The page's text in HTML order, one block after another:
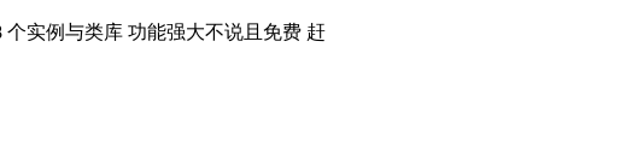
个实例与类库 功能强大不说且免费 赶